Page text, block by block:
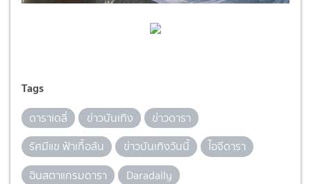
Tags
ดาราเดลี่ ข่าวบันเทิง
ข่าวดารา
รัศมีแข ฟ้าเกื้อล้น
ข่าวบันเทิงวันนี้
ไอจีดารา
อินสตาแกรมดารา
Daradaily